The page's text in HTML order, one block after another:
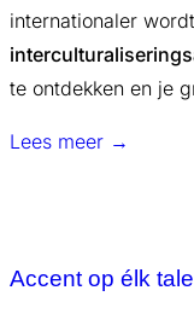
internationaler
te ontdekken en je
Lees meer →
Accent op élk